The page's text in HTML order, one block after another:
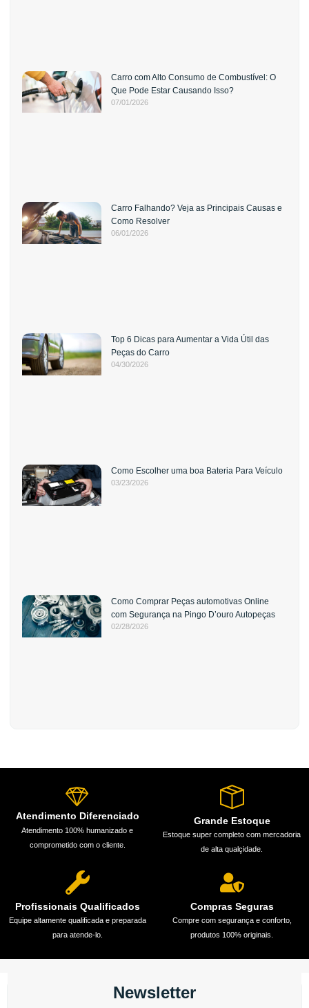
Carro com Alto Consumo de Combustível: O
Que Pode Estar Causando Isso?
07/01/2026
Carro Falhando? Veja as Principais Causas e
Como Resolver
06/01/2026
Top 6 Dicas para Aumentar a Vida Útil das
Peças do Carro
04/30/2026
Como Escolher uma boa Bateria Para Veículo
03/23/2026
Como Comprar Peças automotivas Online
com Segurança na Pingo D’ouro Autopeças
02/28/2026
Atendimento Diferenciado
Atendimento 100% humanizado e
comprometido com o cliente.
Grande Estoque
Estoque super completo com mercadoria
de alta qualçidade.
Profissionais Qualificados
Equipe altamente qualificada e preparada
para atende-lo.
Compras Seguras
Compre com segurança e conforto,
produtos 100% originais.
Newsletter